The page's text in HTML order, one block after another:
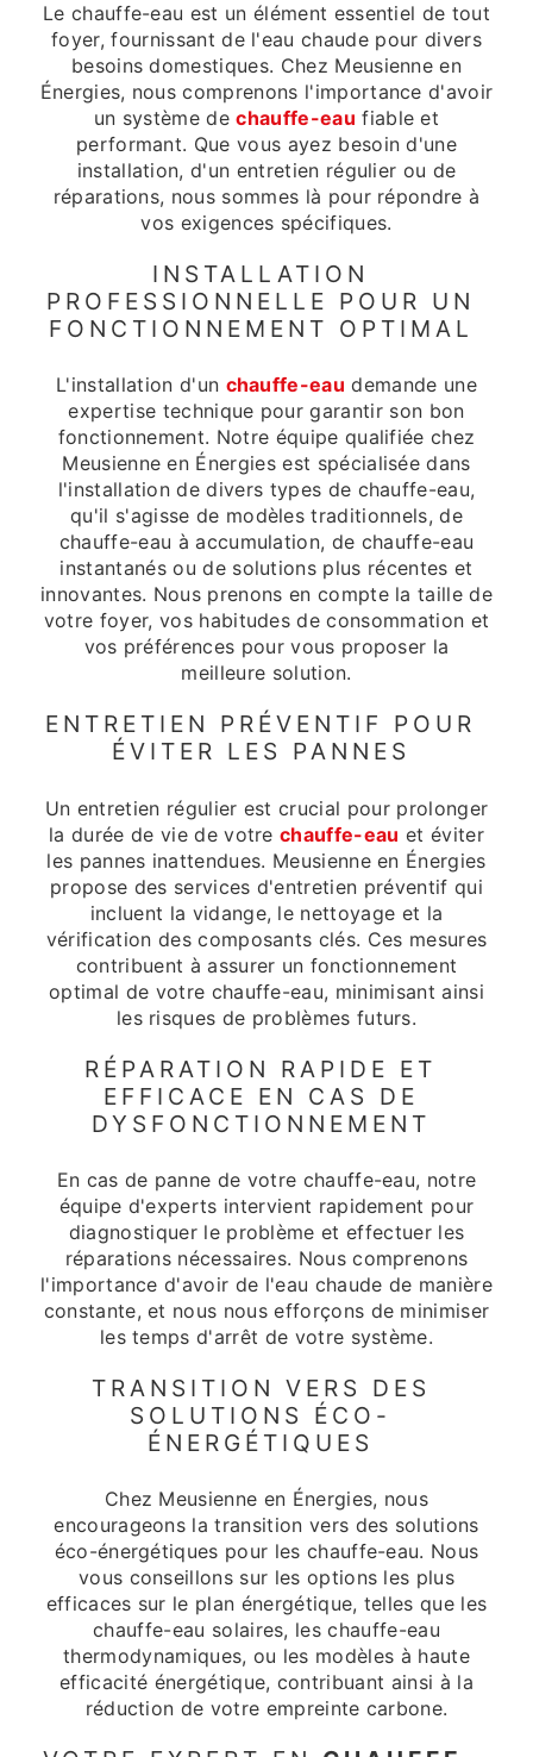
Le chauffe-eau est un élément essentiel de tout
foyer, fournissant de l'eau chaude pour divers
besoins domestiques. Chez Meusienne en
Énergies, nous comprenons l'importance d'avoir
un système dechauffe-eau fiable et
performant. Que vous ayez besoin d'une
installation, d'un entretien régulier ou de
réparations, nous sommes là pour répondre à
vos exigences spécifiques.
INSTALLATION
PROFESSIONNELLE POUR UN
FONCTIONNEMENT OPTIMAL
L'installation d'un chauffe-eau demande une
expertise technique pour garantir son bon
fonctionnement. Notre équipe qualifiée chez
Meusienne en Énergies est spécialisée dans
l'installation de divers types de chauffe-eau,
qu'il s'agisse de modèles traditionnels, de
chauffe-eau à accumulation, de chauffe-eau
instantanés ou de solutions plus récentes et
innovantes. Nous prenons en compte la taille de
votre foyer, vos habitudes de consommation et
vos préférences pour vous proposer la
meilleure solution.
ENTRETIEN PRÉVENTIF POUR
ÉVITER LES PANNES
Un entretien régulier est crucial pour prolonger
la durée de vie de votrechauffe-eau et éviter
les pannes inattendues. Meusienne en Énergies
propose des services d'entretien préventif qui
incluent la vidange, le nettoyage et la
vérification des composants clés. Ces mesures
contribuent à assurer un fonctionnement
optimal de votre chauffe-eau, minimisant ainsi
les risques de problèmes futurs.
RÉPARATION RAPIDE ET
EFFICACE EN CAS DE
DYSFONCTIONNEMENT
En cas de panne de votre chauffe-eau, notre
équipe d'experts intervient rapidement pour
diagnostiquer le problème et effectuer les
réparations nécessaires. Nous comprenons
l'importance d'avoir de l'eau chaude de manière
constante, et nous nous efforçons de minimiser
les temps d'arrêt de votre système.
TRANSITION VERS DES
SOLUTIONS ÉCO-
ÉNERGÉTIQUES
Chez Meusienne en Énergies, nous
encourageons la transition vers des solutions
éco-énergétiques pour les chauffe-eau. Nous
vous conseillons sur les options les plus
efficaces sur le plan énergétique, telles que les
chauffe-eau solaires, les chauffe-eau
thermodynamiques, ou les modèles à haute
efficacité énergétique, contribuant ainsi à la
réduction de votre empreinte carbone.